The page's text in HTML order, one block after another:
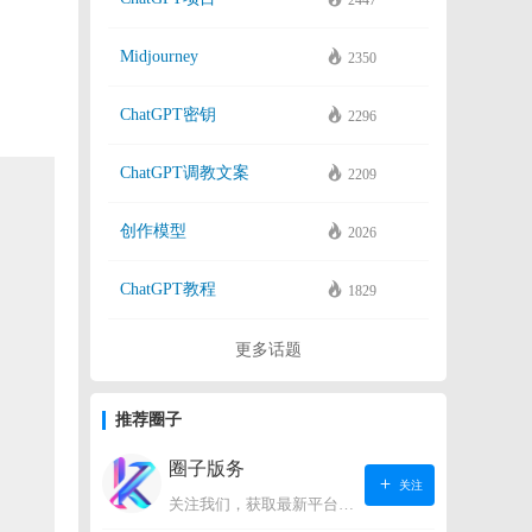
Midjourney 2350
ChatGPT密钥 2296
ChatGPT调教文案 2209
创作模型 2026
ChatGPT教程 1829
更多话题
推荐圈子
圈子版务
关注我们，获取最新平台动态。
关注